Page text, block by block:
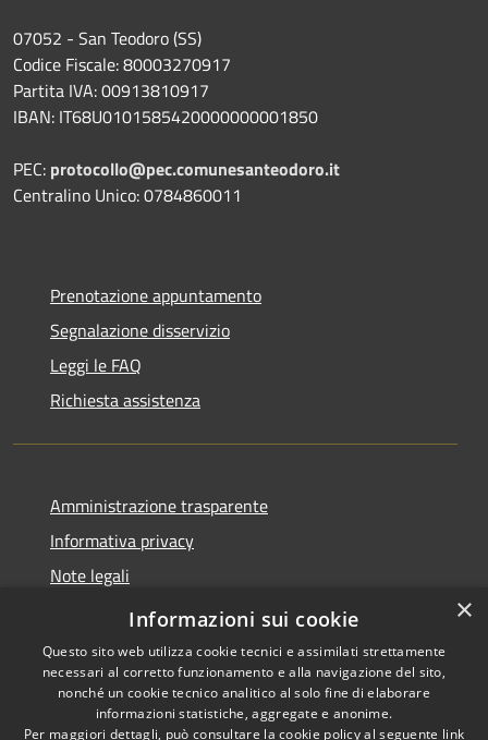
07052 - San Teodoro (SS)
Codice Fiscale: 80003270917
Partita IVA: 00913810917
IBAN: IT68U0101585420000000001850
PEC: protocollo@pec.comunesanteodoro.it
Centralino Unico: 0784860011
Prenotazione appuntamento
Segnalazione disservizio
Leggi le FAQ
Richiesta assistenza
Amministrazione trasparente
Informativa privacy
Note legali
Dichiarazione di accessibilità
Copyright © 2026 • Comune di
×
Informazioni sui cookie
Questo sito web utilizza cookie tecnici e assimilati strettamente
necessari al corretto funzionamento e alla navigazione del sito,
nonché un cookie tecnico analitico al solo fine di elaborare
informazioni statistiche, aggregate e anonime.
Per maggiori dettagli, può consultare la cookie policy al seguente link